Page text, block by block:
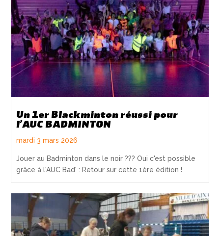
Un 1er Blackminton réussi pour
l’AUC BADMINTON
mardi 3 mars 2026
Jouer au Badminton dans le noir ??? Oui c'est possible
grâce à l'AUC Bad' : Retour sur cette 1ère édition !